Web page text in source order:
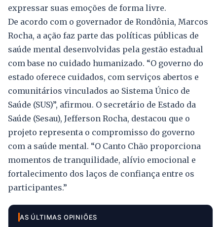
expressar suas emoções de forma livre.
De acordo com o governador de Rondônia, Marcos
Rocha, a ação faz parte das políticas públicas de
saúde mental desenvolvidas pela gestão estadual
com base no cuidado humanizado. “O governo do
estado oferece cuidados, com serviços abertos e
comunitários vinculados ao Sistema Único de
Saúde (SUS)”, afirmou. O secretário de Estado da
Saúde (Sesau), Jefferson Rocha, destacou que o
projeto representa o compromisso do governo
com a saúde mental. “O Canto Chão proporciona
momentos de tranquilidade, alívio emocional e
fortalecimento dos laços de confiança entre os
participantes.”
AS ÚLTIMAS OPINIÕES